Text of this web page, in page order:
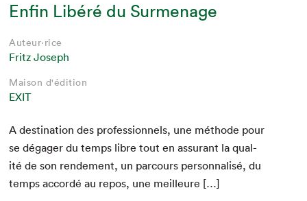
Enfin Libéré du Surmenage
Auteur·rice
Fritz Joseph
Maison d'édition
EXIT
A des­ti­na­tion des pro­fes­sion­nels, une méth­ode pour
se dégager du temps libre tout en assur­ant la qual­
ité de son ren­de­ment, un par­cours per­son­nal­isé, du
temps accordé au repos, une meilleure […]